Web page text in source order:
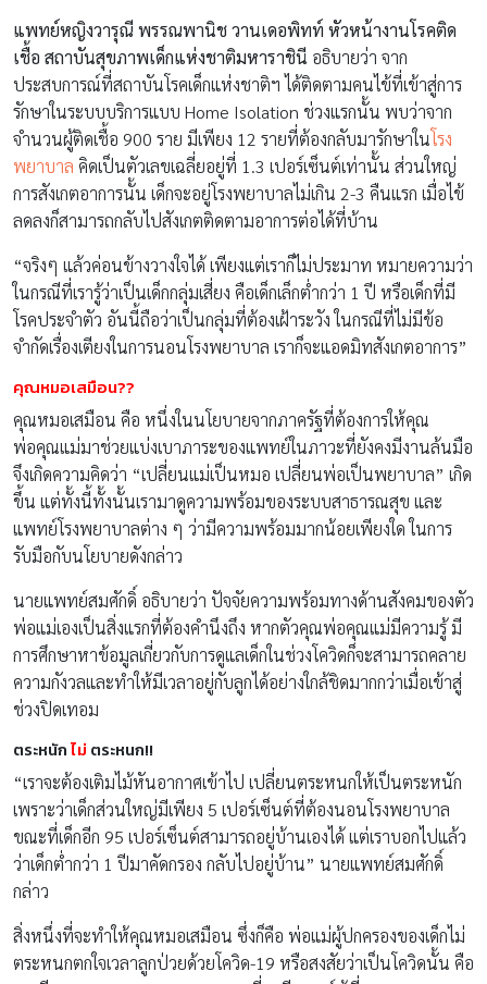
แพทย์หญิงวารุณี พรรณพานิชวานเดอพิทท์ หัวหน้างานโรคติด
เชื้อ สถาบันสุขภาพเด็กแห่งชาติมหาราชินี อธิบายว่า จาก
ประสบการณ์ที่สถาบันโรคเด็กแห่งชาติฯ ได้ติดตามคนไข้ที่เข้าสู่การ
รักษาในระบบบริการแบบ Home Isolation ช่วงแรกนั้น พบว่าจาก
จำนวนผู้ติดเชื้อ 900 ราย มีเพียง 12 รายที่ต้องกลับมารักษาในโรง
พยาบาล คิดเป็นตัวเลขเฉลี่ยอยู่ที่ 1.3 เปอร์เซ็นต์เท่านั้น ส่วนใหญ่
การสังเกตอาการนั้น เด็กจะอยู่โรงพยาบาลไม่เกิน 2-3 คืนแรก เมื่อไข้
ลดลงก็สามารถกลับไปสังเกตติดตามอาการต่อได้ที่บ้าน
“จริงๆ แล้วค่อนข้างวางใจได้ เพียงแต่เราก็ไม่ประมาท หมายความว่า
ในกรณีที่เรารู้ว่าเป็นเด็กกลุ่มเสี่ยง คือเด็กเล็กต่ำกว่า 1 ปี หรือเด็กที่มี
โรคประจำตัว อันนี้ถือว่าเป็นกลุ่มที่ต้องเฝ้าระวัง ในกรณีที่ไม่มีข้อ
จำกัดเรื่องเตียงในการนอนโรงพยาบาล เราก็จะแอดมิทสังเกตอาการ”
คุณหมอเสมือน??
คุณหมอเสมือน คือ หนึ่งในนโยบายจากภาครัฐที่ต้องการให้คุณ
พ่อคุณแม่มาช่วยแบ่งเบาภาระของแพทย์ในภาวะที่ยังคงมีงานล้นมือ
จึงเกิดความคิดว่า “เปลี่ยนแม่เป็นหมอ เปลี่ยนพ่อเป็นพยาบาล” เกิด
ขึ้น แต่ทั้งนี้ทั้งนั้นเรามาดูความพร้อมของระบบสาธารณสุข และ
แพทย์โรงพยาบาลต่าง ๆ ว่ามีความพร้อมมากน้อยเพียงใด ในการ
รับมือกับนโยบายดังกล่าว
นายแพทย์สมศักดิ์ อธิบายว่า ปัจจัยความพร้อมทางด้านสังคมของตัว
พ่อแม่เองเป็นสิ่งแรกที่ต้องคำนึงถึง หากตัวคุณพ่อคุณแม่มีความรู้ มี
การศึกษาหาข้อมูลเกี่ยวกับการดูแลเด็กในช่วงโควิดก็จะสามารถคลาย
ความกังวลและทำให้มีเวลาอยู่กับลูกได้อย่างใกล้ชิดมากกว่าเมื่อเข้าสู่
ช่วงปิดเทอม
ตระหนักไม่ ตระหนก!!
“เราจะต้องเติมไม้หันอากาศเข้าไป เปลี่ยนตระหนกให้เป็นตระหนัก
เพราะว่าเด็กส่วนใหญ่มีเพียง 5 เปอร์เซ็นต์ที่ต้องนอนโรงพยาบาล
ขณะที่เด็กอีก 95 เปอร์เซ็นต์สามารถอยู่บ้านเองได้ แต่เราบอกไปแล้ว
ว่าเด็กต่ำกว่า 1 ปีมาคัดกรอง กลับไปอยู่บ้าน” นายแพทย์สมศักดิ์
กล่าว
สิ่งหนึ่งที่จะทำให้คุณหมอเสมือน ซึ่งก็คือ พ่อแม่ผู้ปกครองของเด็กไม่
ตระหนกตกใจเวลาลูกป่วยด้วยโควิด-19 หรือสงสัยว่าเป็นโควิดนั้น คือ